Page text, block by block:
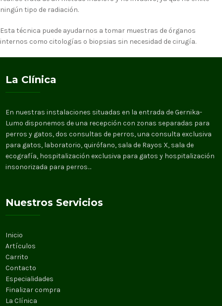
ningún tipo de radiación.
Esta técnica puede ayudarnos a tomar muestras de órganos
internos como citologías o biopsias sin necesidad de cirugía.
La Clínica
En nuestras instalaciones situadas en la entrada de Gernika-
Lumo disponemos de una recepción con zonas separadas para
perros y gatos, dos consultas de perros, una consulta exclusiva
para gatos, laboratorio, quirófano, sala de Rayos X, sala de
ecografía, hospitalización exclusiva para gatos y hospitalización
insonorizada para perros…
Nuestros Servicios
Inicio
Artículos
Carrito
Contacto
Especialidades
Finalizar compra
La Clínica